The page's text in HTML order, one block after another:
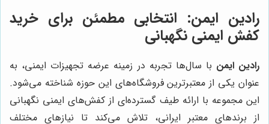
رادین ایمن: انتخابی مطمئن برای خرید
کفش ایمنی نگهبانی
رادین ایمن با سال‌ها تجربه در زمینه عرضه تجهیزات ایمنی، به
عنوان یکی از معتبرترین فروشگاه‌های این حوزه شناخته می‌شود.
این مجموعه با ارائه طیف گسترده‌ای از کفش‌های ایمنی نگهبانی
از برندهای معتبر ایرانی، تلاش می‌کند تا نیازهای مختلف